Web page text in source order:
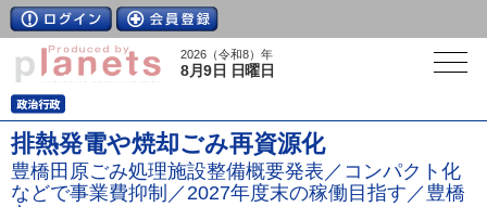
2026（令和8）年
8月9日 日曜日
排熱発電や焼却ごみ再資源化
豊橋田原ごみ処理施設整備概要発表／コンパクト化
などで事業費抑制／2027年度末の稼働目指す／豊橋